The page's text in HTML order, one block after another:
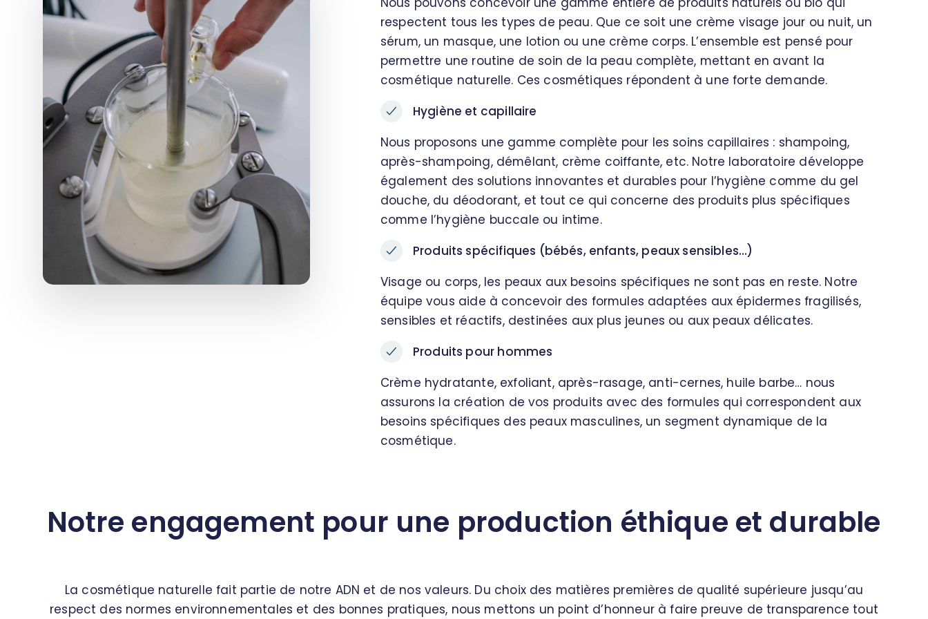
respectent tous les types de peau. Que ce soit une crème visage jour ou nuit, un
sérum, un masque, une lotion ou une crème corps. L’ensemble est pensé pour
permettre une routine de soin de la peau complète, mettant en avant la
cosmétique naturelle. Ces cosmétiques répondent à une forte demande.
Hygiène et capillaire
Nous proposons une gamme complète pour les soins capillaires : shampoing,
après-shampoing, démêlant, crème coiffante, etc. Notre laboratoire développe
également des solutions innovantes et durables pour l’hygiène comme du gel
douche, du déodorant, et tout ce qui concerne des produits plus spécifiques
comme l’hygiène buccale ou intime.
Produits spécifiques (bébés, enfants, peaux sensibles...)
Visage ou corps, les peaux aux besoins spécifiques ne sont pas en reste. Notre
équipe vous aide à concevoir des formules adaptées aux épidermes fragilisés,
sensibles et réactifs, destinées aux plus jeunes ou aux peaux délicates.
Produits pour hommes
Crème hydratante, exfoliant, après-rasage, anti-cernes, huile barbe… nous
assurons la création de vos produits avec des formules qui correspondent aux
besoins spécifiques des peaux masculines, un segment dynamique de la
cosmétique.
Notre engagement pour une production éthique et durable
La cosmétique naturelle fait partie de notre ADN et de nos valeurs. Du choix des matières premières de qualité supérieure jusqu’au
respect des normes environnementales et des bonnes pratiques, nous mettons un point d’honneur à faire preuve de transparence tout